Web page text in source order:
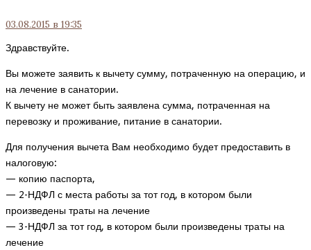
03.08.2015 в 19:35
Здравствуйте.
Вы можете заявить к вычету сумму, потраченную на операцию, и
на лечение в санатории.
К вычету не может быть заявлена сумма, потраченная на
перевозку и проживание, питание в санатории.
Для получения вычета Вам необходимо будет предоставить в
налоговую:
— копию паспорта,
— 2-НДФЛ с места работы за тот год, в котором были
произведены траты на лечение
— 3-НДФЛ за тот год, в котором были произведены траты на
лечение